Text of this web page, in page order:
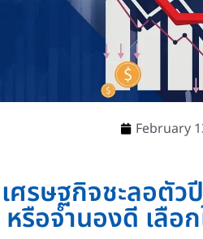
February
เศรษฐกิจชะลอตัว
หรือจำนองดี เลือ